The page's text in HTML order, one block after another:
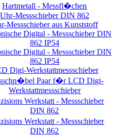
Hartmetall - Messfl�chen
Uhr-Messschieber DIN 862
Messschieber aus Kunststoff
Digital - Messschieber DIN
862 IP54
Digital - Messschieber DIN
862 IP54
Digi-Werkstattmessschieber
Paar f�r LCD Digi-
Werkstattmessschieber
Werkstatt - Messschieber
DIN 862
Werkstatt - Messschieber
DIN 862